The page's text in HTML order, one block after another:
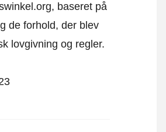
baseret på
de forhold, der blev
lovgivning og regler.